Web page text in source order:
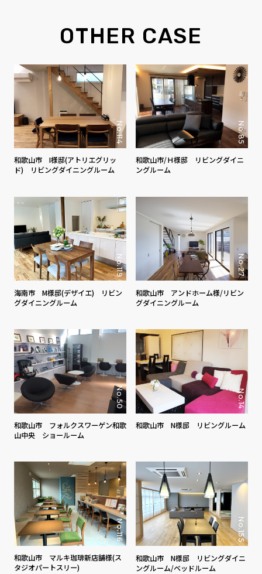
OTHER CASE
No.114
和歌山市 I様邸(アトリエグリッ
ド) リビングダイニングルーム
No.85
和歌山市/Ｈ様邸 リビングダイニ
ングルーム
No.119
海南市 M様邸(デザイエ) リビン
グダイニングルーム
No.27
和歌山市 アンドホーム様/リビン
グダイニングルーム
No.50
和歌山市 フォルクスワーゲン和歌
山中央 ショールーム
No.14
和歌山市 N様邸 リビングルーム
No.116
和歌山市 マルキ珈琲新店舗様(ス
タジオパートスリー)
No.155
和歌山市 N様邸 リビングダイニ
ングルーム/ベッドルーム